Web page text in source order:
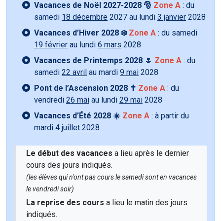
Vacances de Noël 2027-2028 🎅 Zone A : du
samedi 18 décembre 2027 au lundi 3 janvier 2028
Vacances d’Hiver 2028 ❄️ Zone A : du samedi
19 février au lundi 6 mars 2028
Vacances de Printemps 2028 🌷 Zone A : du
samedi 22 avril au mardi 9 mai 2028
Pont de l’Ascension 2028 ✝️ Zone A : du
vendredi 26 mai au lundi 29 mai 2028
Vacances d’Été 2028 ☀️ Zone A : à partir du
mardi 4 juillet 2028
Le début des vacances a lieu après le dernier
cours des jours indiqués.
(les élèves qui n'ont pas cours le samedi sont en vacances
le vendredi soir)
La reprise des cours a lieu le matin des jours
indiqués.